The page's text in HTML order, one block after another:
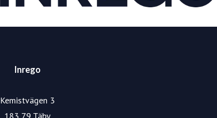
Inrego
Kemistvägen 3
183 79 Täby